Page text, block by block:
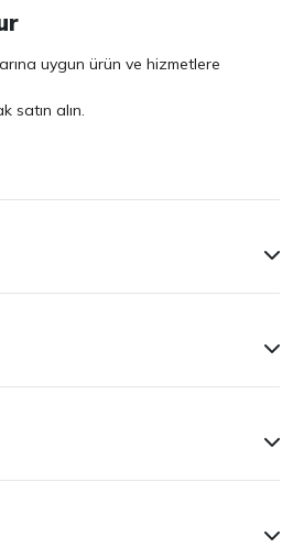
uygun ürün ve hizmetlere
satın alın.